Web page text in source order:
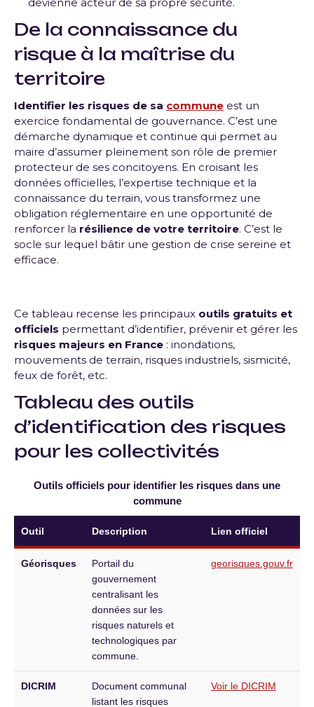
De la connaissance du
risque à la maîtrise du
territoire
Identifier les risques de sa commune est un
exercice fondamental de gouvernance. C’est une
démarche dynamique et continue qui permet au
maire d’assumer pleinement son rôle de premier
protecteur de ses concitoyens. En croisant les
données officielles, l’expertise technique et la
connaissance du terrain, vous transformez une
obligation réglementaire en une opportunité de
renforcer la résilience de votre territoire. C’est le
socle sur lequel bâtir une gestion de crise sereine et
efficace.
Ce tableau recense les principaux outils gratuits et
officiels permettant d’identifier, prévenir et gérer les
risques majeurs en France : inondations,
mouvements de terrain, risques industriels, sismicité,
feux de forêt, etc.
Tableau des outils
d’identification des risques
pour les collectivités
Outils officiels pour identifier les risques dans une
commune
Outil Description Lien officiel
Géorisques
Portail du
gouvernement
centralisant les
données sur les
risques naturels et
technologiques par
commune.
georisques.gouv.fr
DICRIM
Document communal
listant les risques
Voir le DICRIM